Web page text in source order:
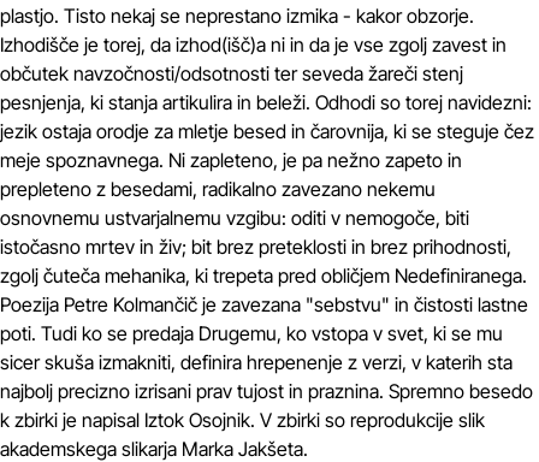
plastjo. Tisto nekaj se neprestano izmika - kakor obzorje.
Izhodišče je torej, da izhod(išč)a ni in da je vse zgolj zavest in
občutek navzočnosti/odsotnosti ter seveda žareči stenj
pesnjenja, ki stanja artikulira in beleži. Odhodi so torej navidezni:
jezik ostaja orodje za mletje besed in čarovnija, ki se steguje čez
meje spoznavnega. Ni zapleteno, je pa nežno zapeto in
prepleteno z besedami, radikalno zavezano nekemu
osnovnemu ustvarjalnemu vzgibu: oditi v nemogoče, biti
istočasno mrtev in živ; bit brez preteklosti in brez prihodnosti,
zgolj čuteča mehanika, ki trepeta pred obličjem Nedefiniranega.
Poezija Petre Kolmančič je zavezana "sebstvu" in čistosti lastne
poti. Tudi ko se predaja Drugemu, ko vstopa v svet, ki se mu
sicer skuša izmakniti, definira hrepenenje z verzi, v katerih sta
najbolj precizno izrisani prav tujost in praznina. Spremno besedo
k zbirki je napisal Iztok Osojnik. V zbirki so reprodukcije slik
akademskega slikarja Marka Jakšeta.